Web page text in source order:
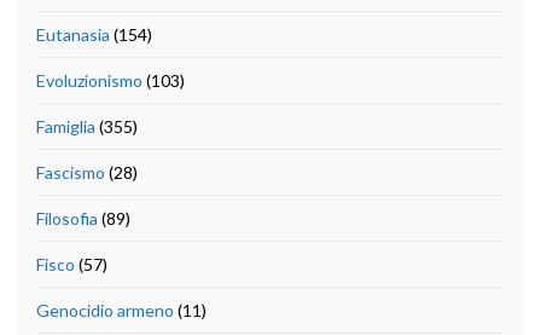
Eutanasia (154)
Evoluzionismo (103)
Famiglia (355)
Fascismo (28)
Filosofia (89)
Fisco (57)
Genocidio armeno (11)